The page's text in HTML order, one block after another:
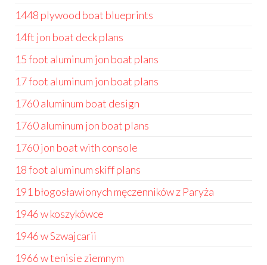
1448 plywood boat blueprints
14ft jon boat deck plans
15 foot aluminum jon boat plans
17 foot aluminum jon boat plans
1760 aluminum boat design
1760 aluminum jon boat plans
1760 jon boat with console
18 foot aluminum skiff plans
191 błogosławionych męczenników z Paryża
1946 w koszykówce
1946 w Szwajcarii
1966 w tenisie ziemnym